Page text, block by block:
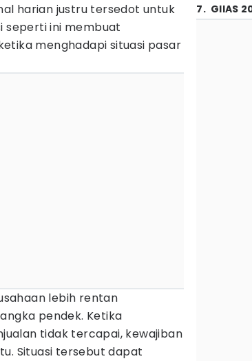
harian justru tersedot untuk
seperti ini membuat
menghadapi situasi pasar
lebih rentan
pendek. Ketika
tidak tercapai, kewajiban
Situasi tersebut dapat
7. GIIAS